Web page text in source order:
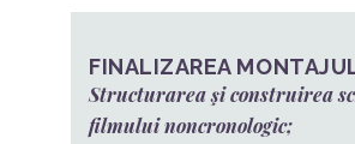
FINALIZAREA
Structurarea şi construirea
filmului noncronologic;